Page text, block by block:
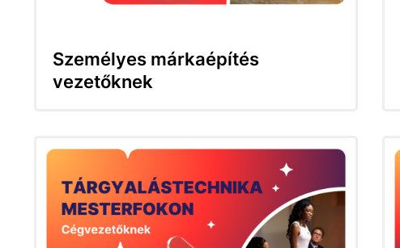
Személyes márkaépítés
vezetőknek